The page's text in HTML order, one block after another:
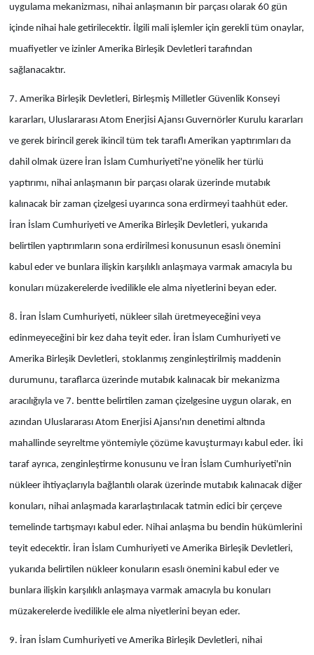
uygulama mekanizması, nihai anlaşmanın bir parçası olarak 60 gün
içinde nihai hale getirilecektir. İlgili mali işlemler için gerekli tüm onaylar,
muafiyetler ve izinler Amerika Birleşik Devletleri tarafından
sağlanacaktır.
7. Amerika Birleşik Devletleri, Birleşmiş Milletler Güvenlik Konseyi
kararları, Uluslararası Atom Enerjisi Ajansı Guvernörler Kurulu kararları
ve gerek birincil gerek ikincil tüm tek taraflı Amerikan yaptırımları da
dahil olmak üzere İran İslam Cumhuriyeti'ne yönelik her türlü
yaptırımı, nihai anlaşmanın bir parçası olarak üzerinde mutabık
kalınacak bir zaman çizelgesi uyarınca sona erdirmeyi taahhüt eder.
İran İslam Cumhuriyeti ve Amerika Birleşik Devletleri, yukarıda
belirtilen yaptırımların sona erdirilmesi konusunun esaslı önemini
kabul eder ve bunlara ilişkin karşılıklı anlaşmaya varmak amacıyla bu
konuları müzakerelerde ivedilikle ele alma niyetlerini beyan eder.
8. İran İslam Cumhuriyeti, nükleer silah üretmeyeceğini veya
edinmeyeceğini bir kez daha teyit eder. İran İslam Cumhuriyeti ve
Amerika Birleşik Devletleri, stoklanmış zenginleştirilmiş maddenin
durumunu, taraflarca üzerinde mutabık kalınacak bir mekanizma
aracılığıyla ve 7. bentte belirtilen zaman çizelgesine uygun olarak, en
azından Uluslararası Atom Enerjisi Ajansı'nın denetimi altında
mahallinde seyreltme yöntemiyle çözüme kavuşturmayı kabul eder. İki
taraf ayrıca, zenginleştirme konusunu ve İran İslam Cumhuriyeti'nin
nükleer ihtiyaçlarıyla bağlantılı olarak üzerinde mutabık kalınacak diğer
konuları, nihai anlaşmada kararlaştırılacak tatmin edici bir çerçeve
temelinde tartışmayı kabul eder. Nihai anlaşma bu bendin hükümlerini
teyit edecektir. İran İslam Cumhuriyeti ve Amerika Birleşik Devletleri,
yukarıda belirtilen nükleer konuların esaslı önemini kabul eder ve
bunlara ilişkin karşılıklı anlaşmaya varmak amacıyla bu konuları
müzakerelerde ivedilikle ele alma niyetlerini beyan eder.
9. İran İslam Cumhuriyeti ve Amerika Birleşik Devletleri, nihai